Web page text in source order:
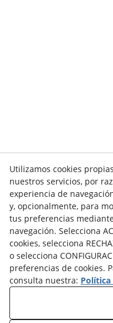
Utilizamos cookies
nuestros servicios, por
experiencia de
y, opcionalmente, para
tus preferencias
navegación. Selecciona
cookies, selecciona
o selecciona
preferencias de cookies.
consulta nuestra: Política